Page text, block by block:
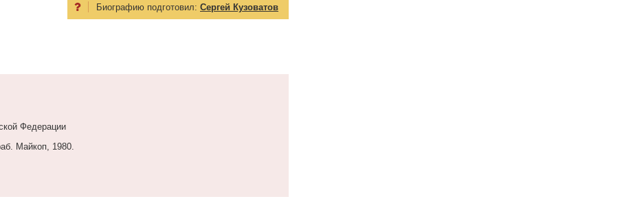
Биографию подготовил: Сергей Кузоватов
Федерации
Майкоп, 1980.